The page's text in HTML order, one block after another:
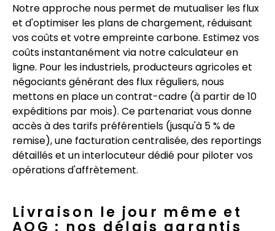
Notre approche nous permet de mutualiser les flux
et d'optimiser les plans de chargement, réduisant
vos coûts et votre empreinte carbone. Estimez vos
coûts instantanément via notre calculateur en
ligne. Pour les industriels, producteurs agricoles et
négociants générant des flux réguliers, nous
mettons en place un contrat-cadre (à partir de 10
expéditions par mois). Ce partenariat vous donne
accès à des tarifs préférentiels (jusqu'à 5 % de
remise), une facturation centralisée, des reportings
détaillés et un interlocuteur dédié pour piloter vos
opérations d'affrètement.
Livraison le jour même et
AOG : nos délais garantis